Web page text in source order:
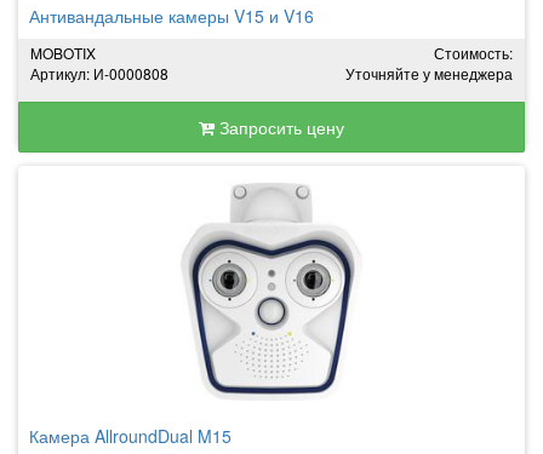
Антивандальные камеры V15 и V16
MOBOTIX
Артикул: И-0000808
Стоимость:
Уточняйте у менеджера
Запросить цену
Камера AllroundDual M15